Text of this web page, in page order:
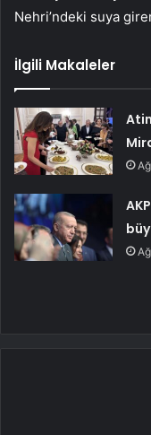
Nehri’ndeki suya
İlgili Makaleler